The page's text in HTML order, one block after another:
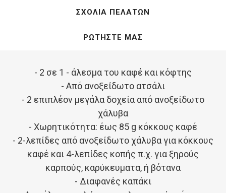
ΣΧΌΛΙΑ ΠΕΛΑΤΏΝ
ΡΩΤΉΣΤΕ ΜΑΣ
- 2 σε 1 - άλεσμα του καφέ και κόφτης
- Από ανοξείδωτο ατσάλι
- 2 επιπλέον μεγάλα δοχεία από ανοξείδωτο
χάλυβα
- Χωρητικότητα: έως 85 g κόκκους καφέ
- 2-λεπίδες από ανοξείδωτο χάλυβα για κόκκους
καφέ και 4-λεπίδες κοπής π.χ. για ξηρούς
καρπούς, καρύκευματα, ή βότανα
- Διαφανές καπάκι